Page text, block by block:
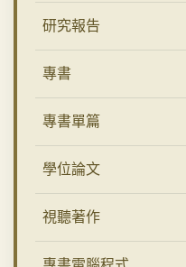
研究報告
專書
專書單篇
學位論文
視聽著作